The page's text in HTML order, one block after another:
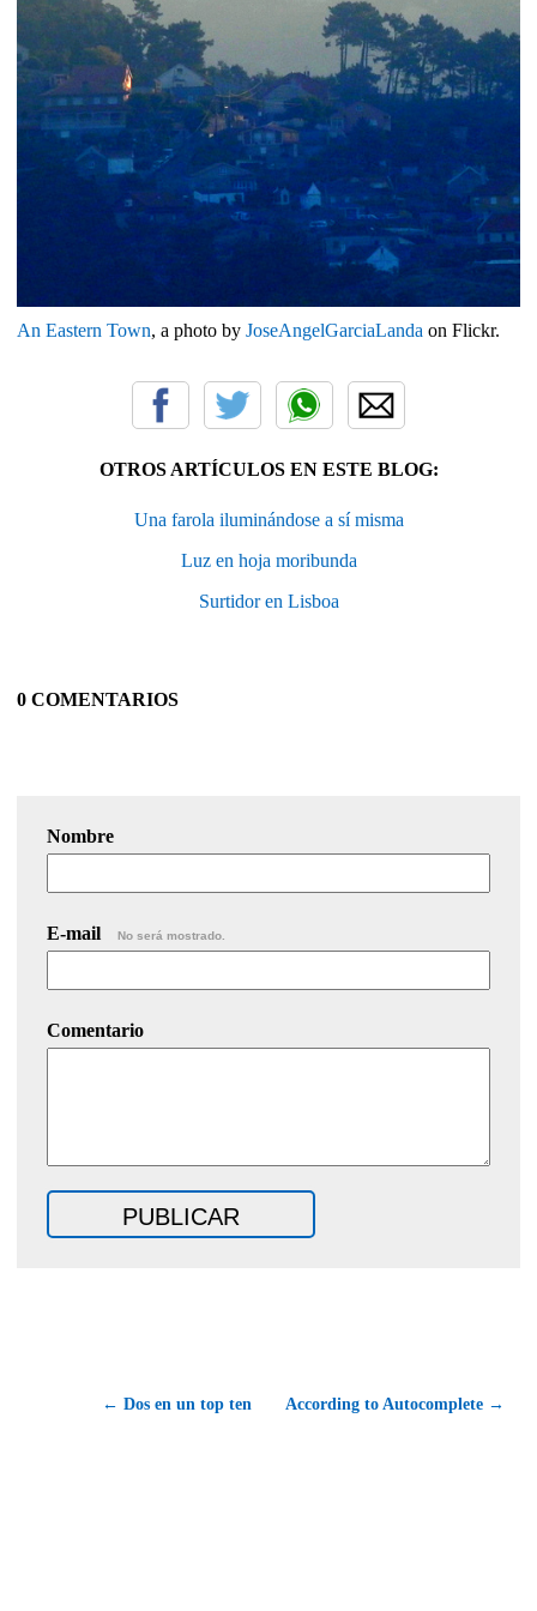
An Eastern Town, a photo by JoseAngelGarciaLanda on Flickr.
OTROS ARTÍCULOS EN ESTE BLOG:
Una farola iluminándose a sí misma
Luz en hoja moribunda
Surtidor en Lisboa
0 COMENTARIOS
Nombre
E-mail No será mostrado.
Comentario
← Dos en un top ten According to Autocomplete →